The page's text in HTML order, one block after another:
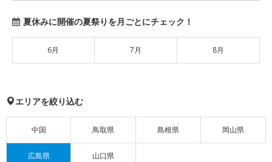
夏休みに開催の夏祭りを月ごとにチェック！
6月 7月 8月
エリアを絞り込む
中国 鳥取県 島根県 岡山県
広島県 山口県